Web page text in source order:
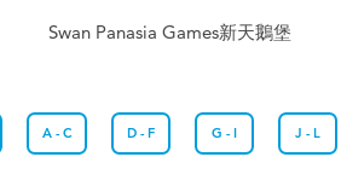
Swan Panasia Games新天鵝堡
A - C D - F G - I J - L